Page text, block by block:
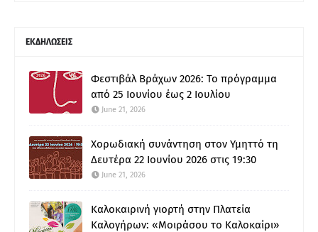
ΕΚΔΗΛΩΣΕΙΣ
Φεστιβάλ Βράχων 2026: Το πρόγραμμα
από 25 Ιουνίου έως 2 Ιουλίου
June 21, 2026
Χορωδιακή συνάντηση στον Υμηττό τη
Δευτέρα 22 Ιουνίου 2026 στις 19:30
June 21, 2026
Καλοκαιρινή γιορτή στην Πλατεία
Καλογήρων: «Μοιράσου το Καλοκαίρι»